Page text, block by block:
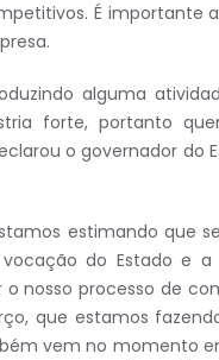
É importante a
alguma
forte, portanto
o governador do
estimando que
do Estado e a
nosso processo de
que estamos
vem no momento